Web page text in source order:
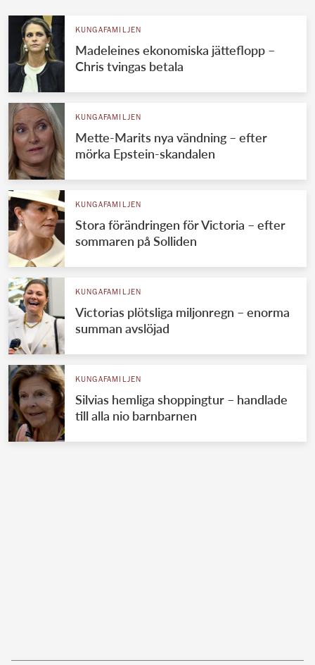
KUNGAFAMILJEN
Madeleines ekonomiska jätteflopp –
Chris tvingas betala
KUNGAFAMILJEN
Mette-Marits nya vändning – efter
mörka Epstein-skandalen
KUNGAFAMILJEN
Stora förändringen för Victoria – efter
sommaren på Solliden
KUNGAFAMILJEN
Victorias plötsliga miljonregn – enorma
summan avslöjad
KUNGAFAMILJEN
Silvias hemliga shoppingtur – handlade
till alla nio barnbarnen